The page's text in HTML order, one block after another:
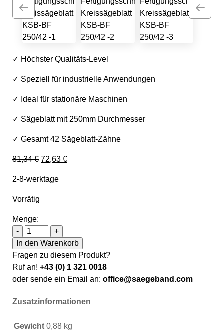
✓ Höchster Qualitäts-Level
✓ Speziell für industrielle Anwendungen
✓ Ideal für stationäre Maschinen
✓ Sägeblatt mit 250mm Durchmesser
✓ Gesamt 42 Sägeblatt-Zähne
81,34€ Ursprünglicher Preis war: 81,34 €
72,63 €Aktueller Preis ist: 72,63 €.
2-8-werktage
Vorrätig
Menge:
-
Holzkraft Besäum- und Fertigungsschnitt-
+
In den Warenkorb
Fragen zu diesem Produkt?
Ruf an! +43 (0) 1 321 0018
oder sende ein Email an: office@saegeband.com
Zusatzinformationen
Gewicht 0,88 kg